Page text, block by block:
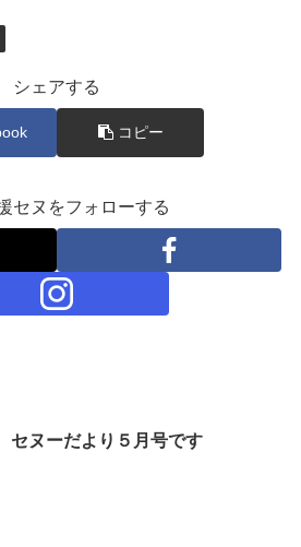
シェアする
コピー
セヌをフォローする
セヌーだより５月号です